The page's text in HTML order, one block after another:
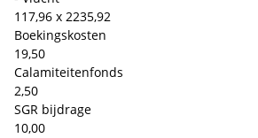
117,96 x 2235,92
Boekingskosten
19,50
Calamiteitenfonds
2,50
SGR bijdrage
10,00